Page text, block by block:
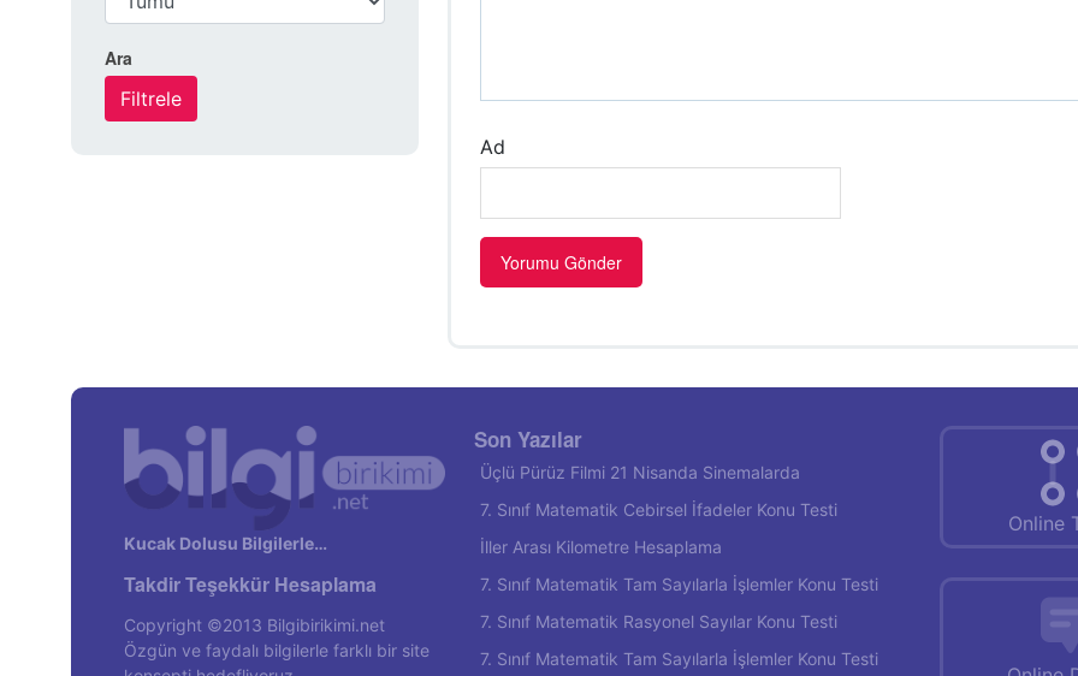
Ara
Ad
Kucak Dolusu Bilgilerle…
Takdir Teşekkür Hesaplama
Copyright ©2013 Bilgibirikimi.net
Özgün ve faydalı bilgilerle farklı bir site
Son Yazılar
Üçlü Pürüz Filmi 21 Nisanda Sinemalarda
7. Sınıf Matematik Cebirsel İfadeler Konu Testi
İller Arası Kilometre Hesaplama
7. Sınıf Matematik Tam Sayılarla İşlemler Konu Testi
7. Sınıf Matematik Rasyonel Sayılar Konu Testi
7. Sınıf Matematik Tam Sayılarla İşlemler Konu Testi
Online